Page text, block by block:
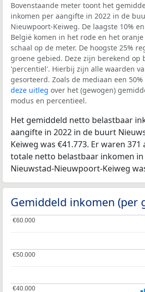
Bovenstaande meter toont het
inkomen per aangifte in 2022 in de
Nieuwpoort-Keiweg. De laagste 10%
België komen in het rode en het
schaal op de meter. De hoogste 25%
groene gebied. Deze zijn berekend op
'percentiel'. Hierbij zijn alle waarden
gesorteerd. Zoals de mediaan een
deze uitleg over het (gewogen)
modus en percentieel.
Het gemiddeld netto belastbaar
aangifte in 2022 in de buurt
Keiweg was €41.773. Er waren
totale netto belastbaar inkomen
Nieuwstad-Nieuwpoort-Keiweg
Gemiddeld inkomen (per
€40.000
€40.000
€50.000
€50.000
€60.000
€60.000